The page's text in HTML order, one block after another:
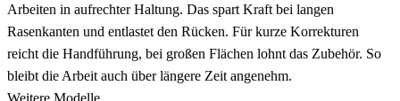
Arbeiten in aufrechter Haltung. Das spart Kraft bei langen
Rasenkanten und entlastet den Rücken. Für kurze Korrekturen
reicht die Handführung, bei großen Flächen lohnt das Zubehör. So
bleibt die Arbeit auch über längere Zeit angenehm.